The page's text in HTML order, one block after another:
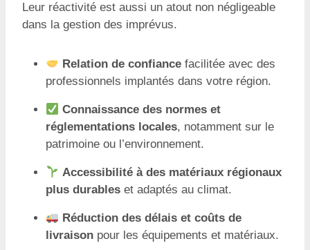
Leur réactivité est aussi un atout non négligeable
dans la gestion des imprévus.
Relation de confiance facilitée avec des
professionnels implantés dans votre région.
Connaissance des normes et
réglementations locales, notamment sur le
patrimoine ou l’environnement.
Accessibilité à des matériaux régionaux
plus durables et adaptés au climat.
Réduction des délais et coûts de
livraison pour les équipements et matériaux.